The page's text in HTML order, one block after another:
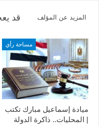
قد المزيد عن المؤلف
مساحة رأي
ميادة إسماعيل مبارك تكتب
| المحليات.. ذاكرة الدولة